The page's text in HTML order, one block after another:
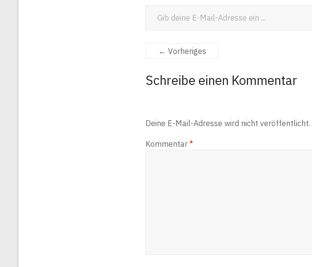
← Vorheriges
Schreibe einen Kommentar
Deine E-Mail-Adresse wird nicht veröffentlicht.
Kommentar *